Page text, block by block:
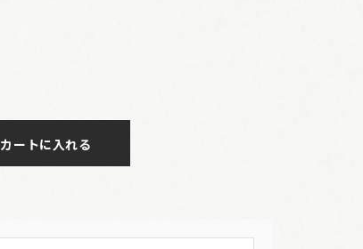
カートに入れる